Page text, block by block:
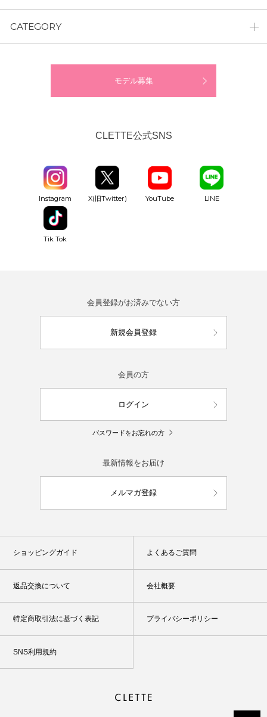
CATEGORY
モデル募集
CLETTE公式SNS
Instagram X(旧Twitter) YouTube LINE
Tik Tok
会員登録がお済みでない方
新規会員登録
会員の方
ログイン
パスワードをお忘れの方
最新情報をお届け
メルマガ登録
ショッピングガイド よくあるご質問
返品交換について 会社概要
特定商取引法に基づく表記 プライバシーポリシー
SNS利用規約